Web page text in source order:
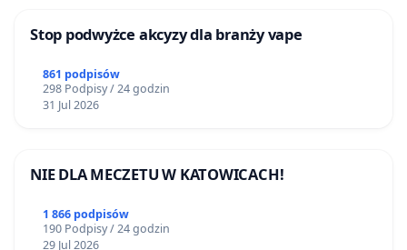
Stop podwyżce akcyzy dla branży vape
861 podpisów
298 Podpisy / 24 godzin
31 Jul 2026
NIE DLA MECZETU W KATOWICACH!
1 866 podpisów
190 Podpisy / 24 godzin
29 Jul 2026